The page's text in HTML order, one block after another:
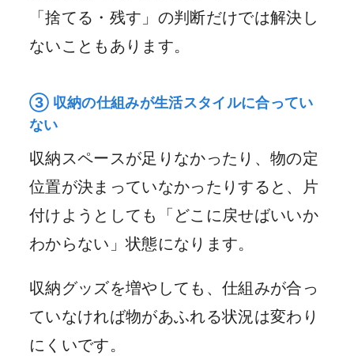
「捨てる・残す」の判断だけでは解決し
ないこともあります。
③ 収納の仕組みが生活スタイルに合ってい
ない
収納スペースが足りなかったり、物の定
位置が決まっていなかったりすると、片
付けようとしても「どこに戻せばいいか
わからない」状態になります。
収納グッズを増やしても、仕組みが合っ
ていなければ物があふれる状況は変わり
にくいです。